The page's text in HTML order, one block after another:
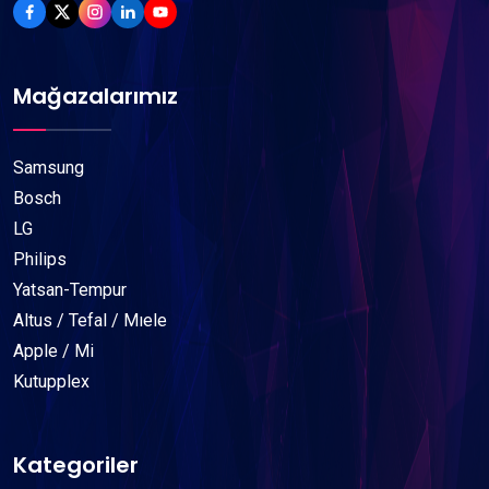
Mağazalarımız
Samsung
Bosch
LG
Philips
Yatsan-Tempur
Altus / Tefal / Mıele
Apple / Mi
Kutupplex
Kategoriler